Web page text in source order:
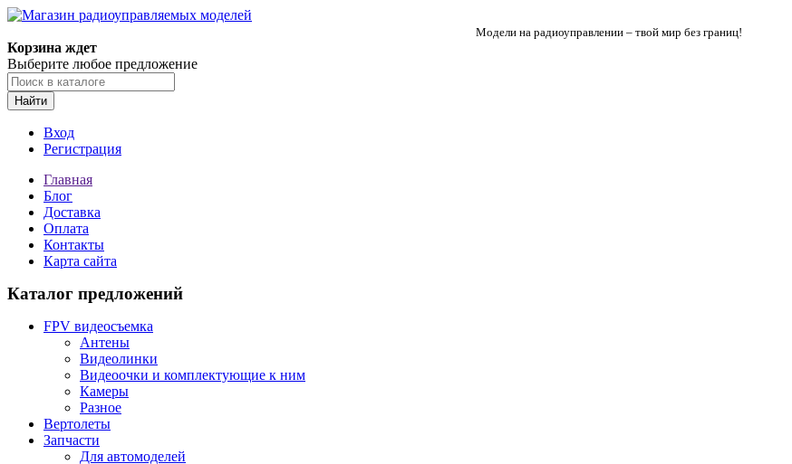
Модели на радиоуправлении – твой мир без границ!
Корзина ждет
Выберите любое предложение
Найти
Вход
Регистрация
Главная
Блог
Доставка
Оплата
Контакты
Карта сайта
Каталог предложений
FPV видеосъемка
Антены
Видеолинки
Видеоочки и комплектующие к ним
Камеры
Разное
Вертолеты
Запчасти
Для автомоделей